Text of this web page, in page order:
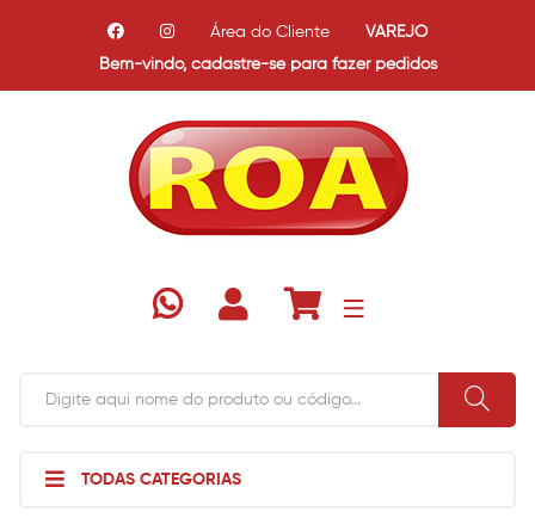
Bem-vindo, cadastre-se para fazer pedidos
Área do Cliente VAREJO
TODAS CATEGORIAS